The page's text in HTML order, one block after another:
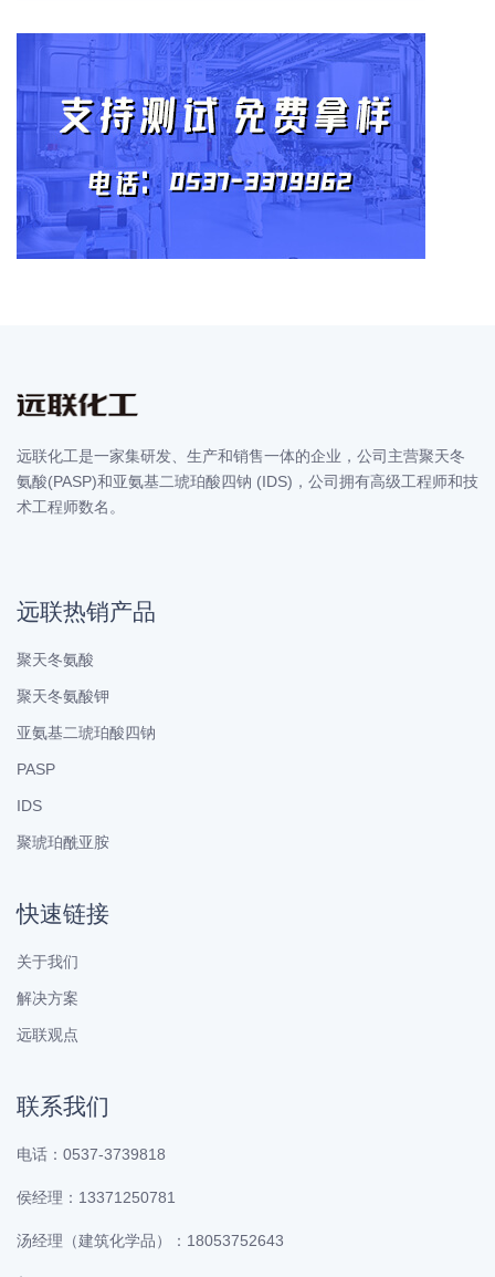
远联化工是一家集研发、生产和销售一体的企业，公司主营聚天冬
氨酸(PASP)和亚氨基二琥珀酸四钠 (IDS)，公司拥有高级工程师和技
术工程师数名。
远联热销产品
聚天冬氨酸
聚天冬氨酸钾
亚氨基二琥珀酸四钠
PASP
IDS
聚琥珀酰亚胺
快速链接
关于我们
解决方案
远联观点
联系我们
电话：0537-3739818
侯经理：13371250781
汤经理（建筑化学品）：18053752643